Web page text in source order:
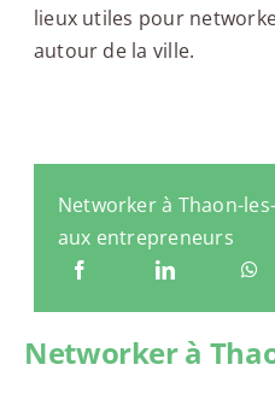
lieux utiles pour
autour de la ville.
Networker à Thaon-
aux entrepreneurs
Networker à